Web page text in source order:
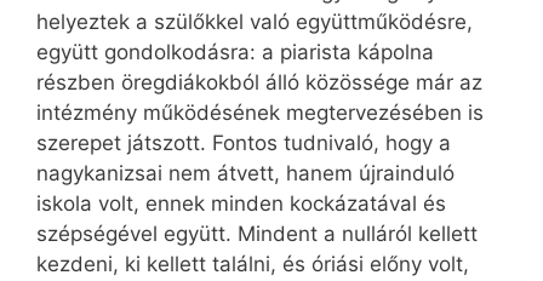
helyeztek a szülőkkel való együttműködésre,
együtt gondolkodásra: a piarista kápolna
részben öregdiákokból álló közössége már az
intézmény működésének megtervezésében is
szerepet játszott. Fontos tudnivaló, hogy a
nagykanizsai nem átvett, hanem újrainduló
iskola volt, ennek minden kockázatával és
szépségével együtt. Mindent a nulláról kellett
kezdeni, ki kellett találni, és óriási előny volt,